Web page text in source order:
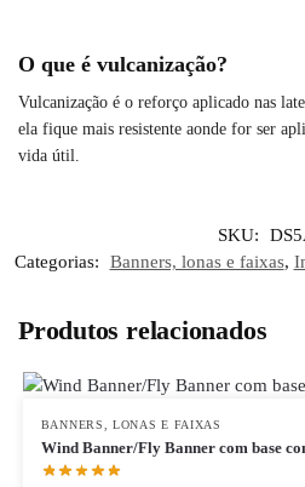
O que é vulcanização?
Vulcanização é o reforço aplicado nas
ela fique mais resistente aonde for ser
vida útil.
SKU:
Categorias:
Banners, lonas e faixas,
Produtos relacionados
BANNERS, LONAS E FAIXAS
Wind Banner/Fly Banner com base